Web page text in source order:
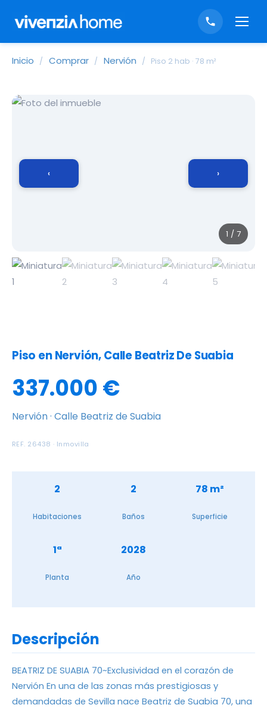
Inicio / Comprar / Nervión / Piso 2 hab · 78 m²
‹ ›
1 / 7
Piso en Nervión, Calle Beatriz De Suabia
337.000 €
Nervión · Calle Beatriz de Suabia
REF. 26438 · Inmovilla
2
Habitaciones
2
Baños
78 m²
Superficie
1ª
Planta
2028
Año
Descripción
BEATRIZ DE SUABIA 70~Exclusividad en el corazón de
Nervión En una de las zonas más prestigiosas y
demandadas de Sevilla nace Beatriz de Suabia 70, una